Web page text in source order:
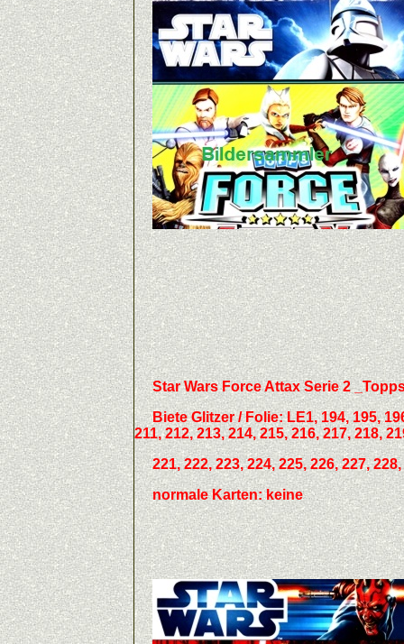
Star Wars Force Attax Serie 2
BieteGlitzer / Folie:LE1, 194, 195,
211, 212, 213, 214, 215, 216, 217, 218,
221, 222, 223, 224, 225, 226, 227,
normale Karten: keine